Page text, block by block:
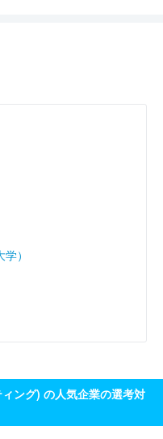
）
ング) の人気企業の選考対